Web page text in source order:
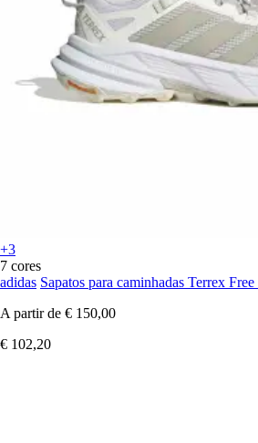
+3
7 cores
adidas Sapatos para caminhadas Terrex
A partir de € 150,00
€ 102,20